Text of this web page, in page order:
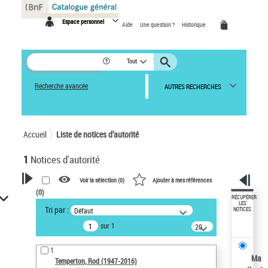
Espace personnel Aide Une question ? Historique
Tout
Recherche avancée AUTRES RECHERCHES
Accueil Liste de notices d’autorité
1 Notices d'autorité
VOTRE RECHERCHE
Recherche avancée dans les
notices d’autorité
Œuvres liées à l'auteur :
Temperton, Rod (1947-2016)
Voir la sélection (0) Ajouter à mes références
(0)
Tri par : Défaut
sur 1
20
résultats/page
1
Temperton, Rod (1947-2016)
RÉCUPÉRER
LES
NOTICES
Ma
Panneau de gestion des cookies